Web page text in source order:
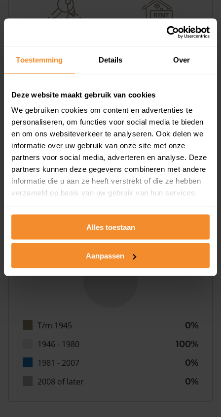
Toestemming Details Over
Deze website maakt gebruik van cookies
We gebruiken cookies om content en advertenties te
personaliseren, om functies voor social media te bieden
en om ons websiteverkeer te analyseren. Ook delen we
informatie over uw gebruik van onze site met onze
partners voor social media, adverteren en analyse. Deze
partners kunnen deze gegevens combineren met andere
informatie die u aan ze heeft verstrekt of die ze hebben
verzameld op basis van uw gebruik van hun services.
Alles toestaan
Aanpassen
Koopwoningen
Huurwoningen
Appartementen
aandeel van totale woningen
0%
Bouwjaar
T/m 1945
0%
1946 - 1980
100%
1981 - 2007
0%
2008 of later
0%